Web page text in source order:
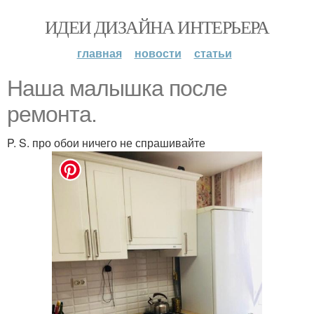
ИДЕИ ДИЗАЙНА ИНТЕРЬЕРА
главная новости статьи
Наша малышка после
ремонта.
P. S. про обои ничего не спрашивайте